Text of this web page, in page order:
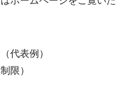
代表例）
限）